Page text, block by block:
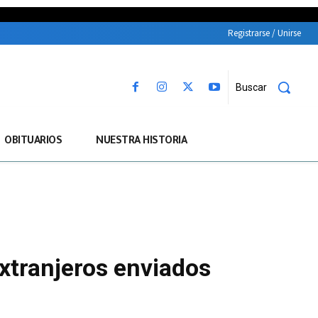
Registrarse / Unirse
Buscar
OBITUARIOS NUESTRA HISTORIA
enviados